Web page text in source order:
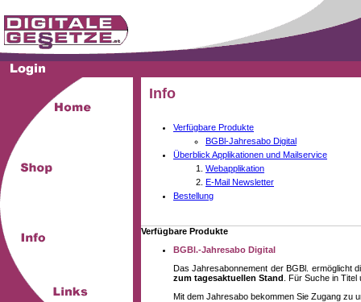
Info
Verfügbare Produkte
BGBl-Jahresabo Digital
Überblick Applikationen und Mailservice
Webapplikation
E-Mail Newsletter
Bestellung
Verfügbare Produkte
BGBl.-Jahresabo Digital
Das Jahresabonnement der BGBl. ermöglicht
zum tagesaktuellen Stand . Für Suche in
Mit dem Jahresabo bekommen Sie Zugang zu